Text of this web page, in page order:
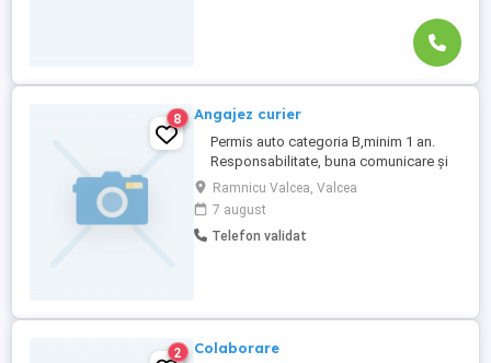
8 Angajez curier
Permis auto categoria B,minim 1 an.
Responsabilitate, buna comunicare şi
orientare spre client Cunoasterea
orasului si a zonelor limitrofe Cazier
judiciar fara mentiuni Responsabilitaţi:
Efectuarea de livrari şi ridicari de
Ramnicu Valcea, Valcea
7 august
Telefon validat
2 Colaborare